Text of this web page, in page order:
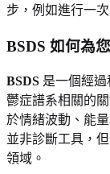
步，例如進行一次
BSDS 如何為
BSDS 是一個經
鬱症譜系相關的
於情緒波動、能
並非診斷工具，
領域。